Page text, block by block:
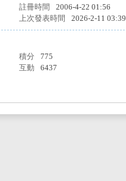
註冊時間 2006-4-22 01:56
上次發表時間 2026-2-11 03:39
積分 775
互動 6437